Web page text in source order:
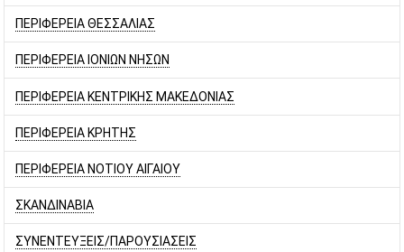
ΠΕΡΙΦΕΡΕΙΑ ΘΕΣΣΑΛΙΑΣ
ΠΕΡΙΦΕΡΕΙΑ ΙΟΝΙΩΝ ΝΗΣΩΝ
ΠΕΡΙΦΕΡΕΙΑ ΚΕΝΤΡΙΚΗΣ ΜΑΚΕΔΟΝΙΑΣ
ΠΕΡΙΦΕΡΕΙΑ ΚΡΗΤΗΣ
ΠΕΡΙΦΕΡΕΙΑ ΝΟΤΙΟΥ ΑΙΓΑΙΟΥ
ΣΚΑΝΔΙΝΑΒΙΑ
ΣΥΝΕΝΤΕΥΞΕΙΣ/ΠΑΡΟΥΣΙΑΣΕΙΣ